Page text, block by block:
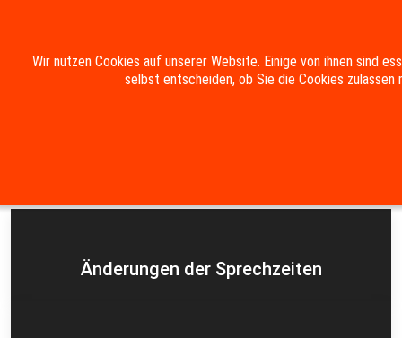
Impressum Datenschutzerklärung
Änderungen der Sprechzeiten
Wir nutzen Cookies auf unserer Website. Einige von ihnen sind
selbst entscheiden, ob Sie die Cookies